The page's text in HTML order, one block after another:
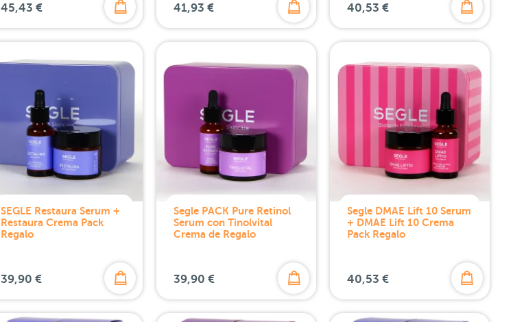
45,43 € 41,93 € 40,53 €
SEGLE Restaura Serum +
Restaura Crema Pack
Regalo
39,90 €
Segle PACK Pure Retinol
Serum con Tinolvital
Crema de Regalo
39,90 €
Segle DMAE Lift 10 Serum
+ DMAE Lift 10 Crema
Pack Regalo
40,53 €